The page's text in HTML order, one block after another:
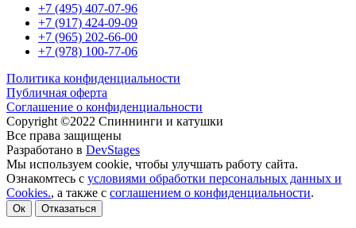
+7 (495) 407-07-96
+7 (917) 424-09-09
+7 (965) 202-66-00
+7 (978) 100-77-06
Политика конфиденциальности
Публичная оферта
Соглашение о конфиденциальности
Copyright ©2022 Спиннинги и катушки
Все права защищены
Разработано в DevStages
Мы используем cookie, чтобы улучшать работу сайта.
Ознакомтесь с условиями обработки персональных данных и
Cookies., а также с соглашением о конфиденциальности.
Ок Отказаться